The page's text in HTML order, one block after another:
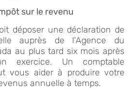
sur le revenu
déposer une déclaration de
auprès de l'Agence du
au plus tard six mois après
Un comptable
vous aider à produire votre
annuelle à temps.